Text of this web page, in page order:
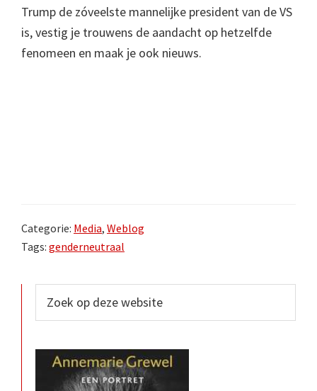
Trump de zóveelste mannelijke president van de VS
is, vestig je trouwens de aandacht op hetzelfde
fenomeen en maak je ook nieuws.
Categorie: Media, Weblog
Tags: genderneutraal
Primaire
Sidebar
op